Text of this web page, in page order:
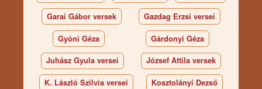
Garai Gábor versek Gazdag Erzsi versei
Gyóni Géza Gárdonyi Géza
Juhász Gyula versei József Attila versek
K. László Szilvia versei Kosztolányi Dezső